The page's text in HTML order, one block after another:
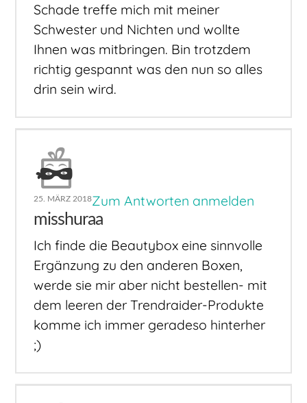
Schade treffe mich mit meiner
Schwester und Nichten und wollte
Ihnen was mitbringen. Bin trotzdem
richtig gespannt was den nun so alles
drin sein wird.
25. MÄRZ 2018Zum Antworten anmelden
misshuraa
Ich finde die Beautybox eine sinnvolle
Ergänzung zu den anderen Boxen,
werde sie mir aber nicht bestellen- mit
dem leeren der Trendraider-Produkte
komme ich immer geradeso hinterher
;)